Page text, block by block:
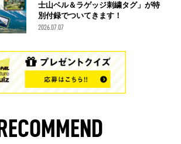
士山ベル＆ラゲッジ刺繍タグ」が特
別付録でついてきます！
2026.07.07
RECOMMEND